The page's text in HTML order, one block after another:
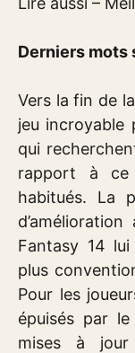
Derniers mots
Vers la fin de
jeu
qui
rapport à ce
habitués. La
Fantasy 14
plus
Pour les
épuisés par
mises à